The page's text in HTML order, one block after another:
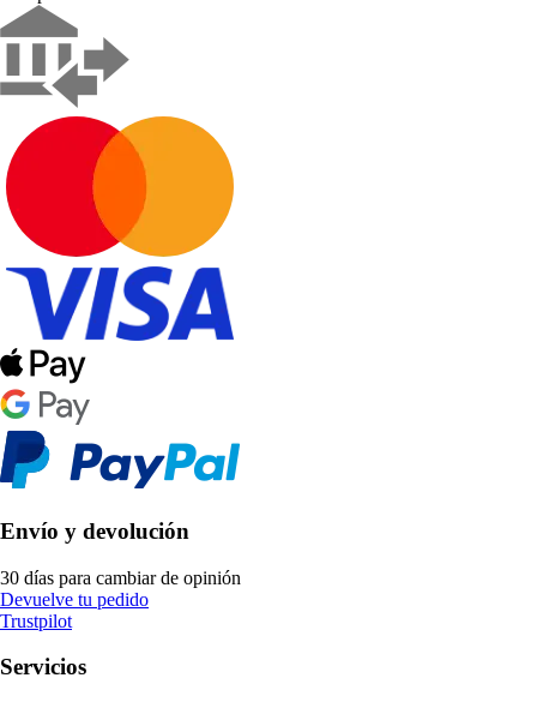
Envío y devolución
30 días para cambiar de opinión
Devuelve tu pedido
Trustpilot
Servicios